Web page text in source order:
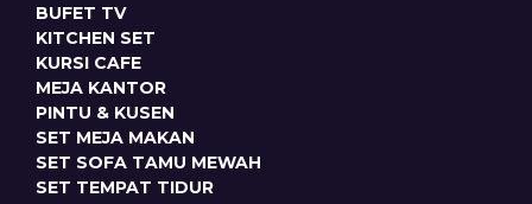
BUFET TV
KITCHEN SET
KURSI CAFE
MEJA KANTOR
PINTU & KUSEN
SET MEJA MAKAN
SET SOFA TAMU MEWAH
SET TEMPAT TIDUR